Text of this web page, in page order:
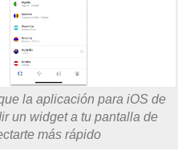
la aplicación para iOS de
un widget a tu pantalla de
más rápido